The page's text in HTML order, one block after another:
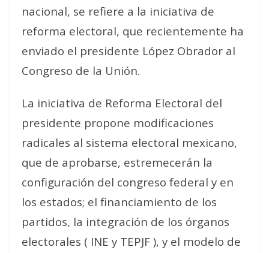
nacional, se refiere a la iniciativa de
reforma electoral, que recientemente ha
enviado el presidente López Obrador al
Congreso de la Unión.
La iniciativa de Reforma Electoral del
presidente propone modificaciones
radicales al sistema electoral mexicano,
que de aprobarse, estremecerán la
configuración del congreso federal y en
los estados; el financiamiento de los
partidos, la integración de los órganos
electorales ( INE y TEPJF ), y el modelo de